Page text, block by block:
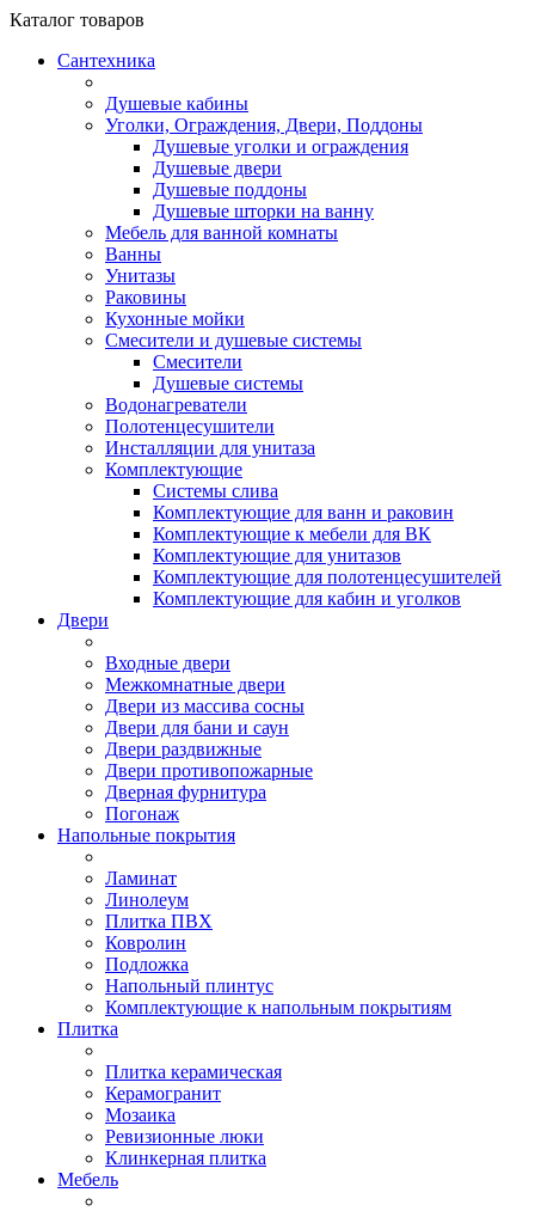
Каталог товаров
Сантехника
Душевые кабины
Уголки, Ограждения, Двери, Поддоны
Душевые уголки и ограждения
Душевые двери
Душевые поддоны
Душевые шторки на ванну
Мебель для ванной комнаты
Ванны
Унитазы
Раковины
Кухонные мойки
Смесители и душевые системы
Смесители
Душевые системы
Водонагреватели
Полотенцесушители
Инсталляции для унитаза
Комплектующие
Системы слива
Комплектующие для ванн и раковин
Комплектующие к мебели для ВК
Комплектующие для унитазов
Комплектующие для полотенцесушителей
Комплектующие для кабин и уголков
Двери
Входные двери
Межкомнатные двери
Двери из массива сосны
Двери для бани и саун
Двери раздвижные
Двери противопожарные
Дверная фурнитура
Погонаж
Напольные покрытия
Ламинат
Линолеум
Плитка ПВХ
Ковролин
Подложка
Напольный плинтус
Комплектующие к напольным покрытиям
Плитка
Плитка керамическая
Керамогранит
Мозаика
Ревизионные люки
Клинкерная плитка
Мебель